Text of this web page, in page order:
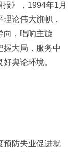
》，1994年1月
论伟大旗帜，
向，唱响主旋
握大局，服务中
舆论环境。
预防失业促进就